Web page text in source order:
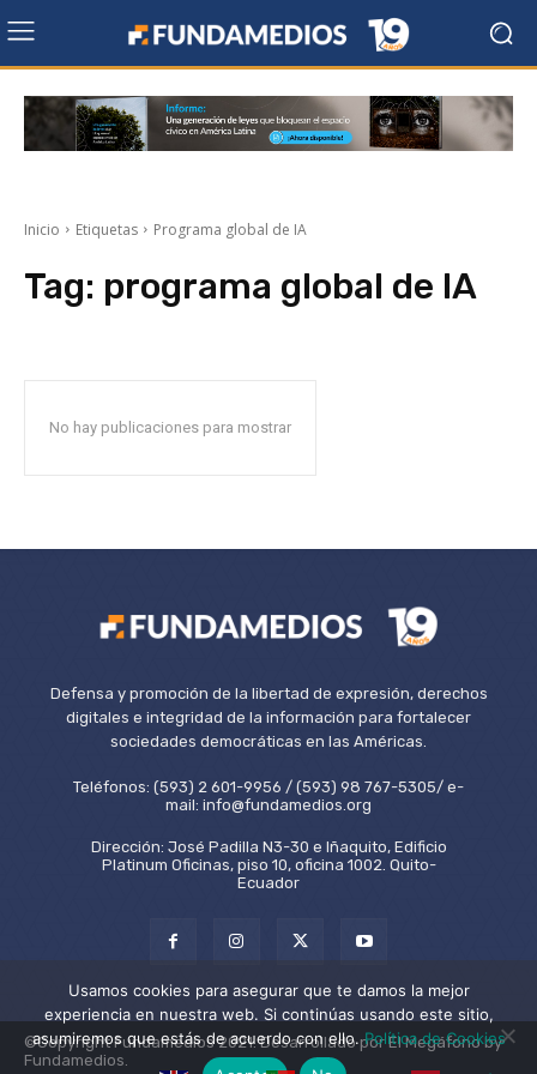
Inicio Etiquetas Programa global de IA
Tag: programa global de IA
No hay publicaciones para mostrar
Defensa y promoción de la libertad de expresión, derechos
digitales e integridad de la información para fortalecer
sociedades democráticas en las Américas.
Teléfonos: (593) 2 601-9956 / (593) 98 767-5305/ e-
mail: info@fundamedios.org
Dirección: José Padilla N3-30 e Iñaquito, Edificio
Platinum Oficinas, piso 10, oficina 1002. Quito-
Ecuador
©Copyright Fundamedios 2021. Desarrollado por El Megáfono by
Fundamedios.
Usamos cookies para asegurar que te damos la mejor
experiencia en nuestra web. Si continúas usando este sitio,
asumiremos que estás de acuerdo con ello.Política de Cookies